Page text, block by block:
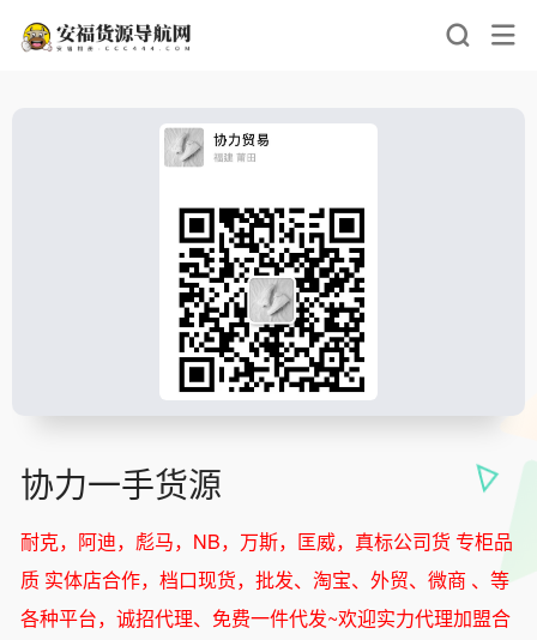
协力一手货源
耐克，阿迪，彪马，NB，万斯，匡威，真标公司货 专柜品
质 实体店合作，档口现货，批发、淘宝、外贸、微商 、等
各种平台，诚招代理、免费一件代发~欢迎实力代理加盟合